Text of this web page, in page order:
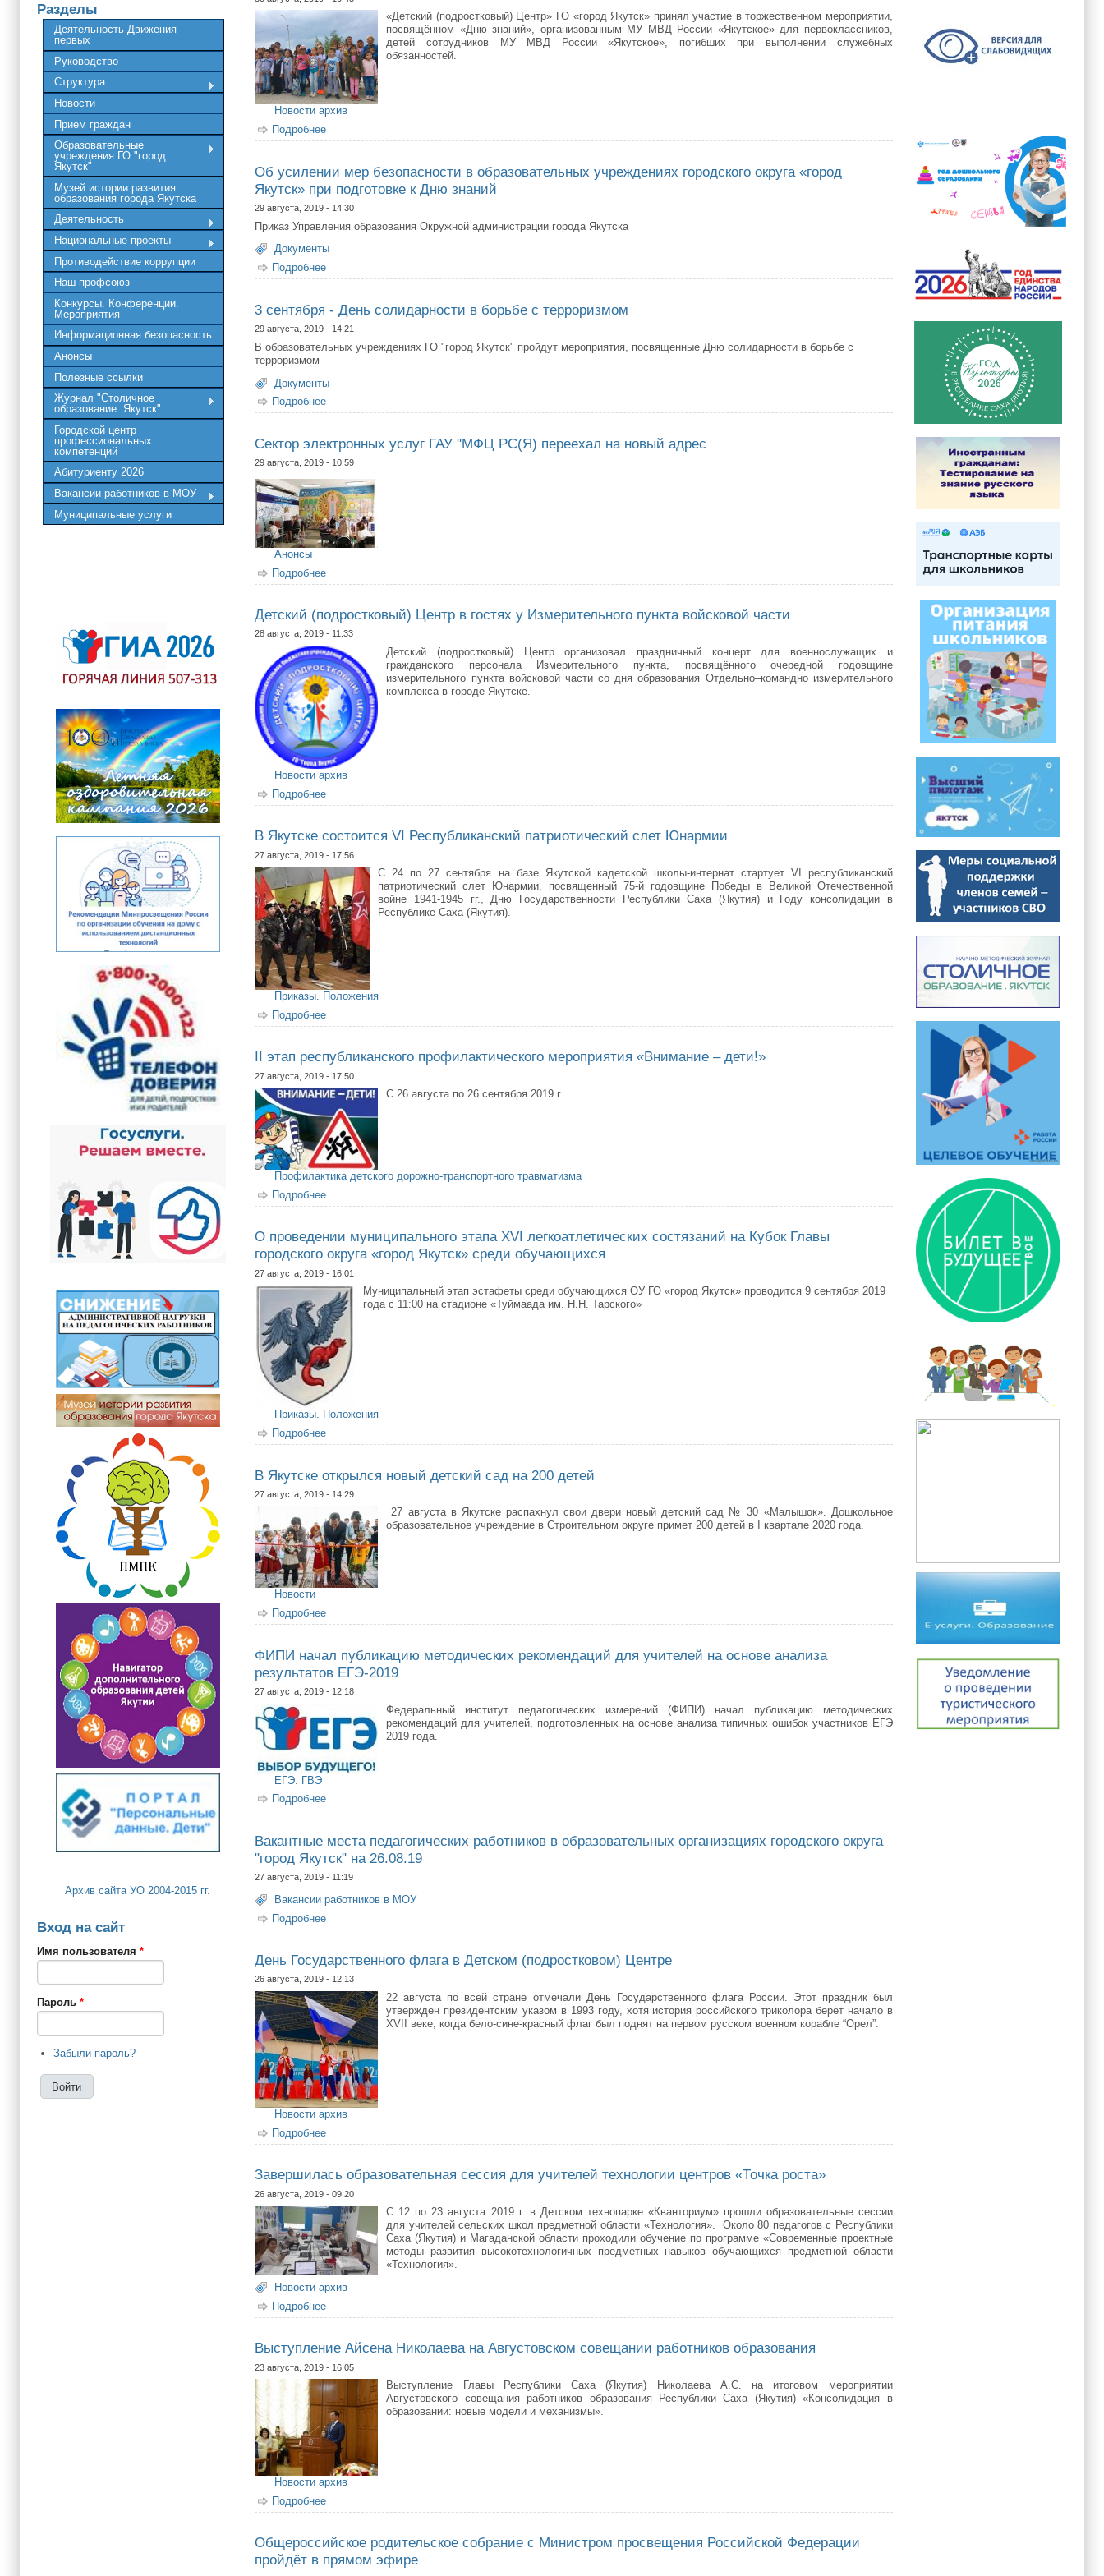
Разделы
Деятельность Движения
первых
Руководство
Структура
Новости
Прием граждан
Образовательные
учреждения ГО "город
Якутск"
Музей истории развития
образования города Якутска
Деятельность
Национальные проекты
Противодействие коррупции
Наш профсоюз
Конкурсы. Конференции.
Мероприятия
Информационная безопасность
Анонсы
Полезные ссылки
Журнал "Столичное
образование. Якутск"
Городской центр
профессиональных
компетенций
Абитуриенту 2026
Вакансии работников в МОУ
Муниципальные услуги
Архив сайта УО 2004-2015 гг.
Вход на сайт
Имя пользователя *
Пароль *
Забыли пароль?
«Детский (подростковый) Центр» ГО «город Якутск» принял участие в торжественном мероприятии,
посвящённом «Дню знаний», организованным МУ МВД России «Якутское» для первоклассников,
детей сотрудников МУ МВД России «Якутское», погибших при выполнении служебных
обязанностей.
Новости архив
Подробнее
Об усилении мер безопасности в образовательных учреждениях городского округа «город
Якутск» при подготовке к Дню знаний
29 августа, 2019 - 14:30
Приказ Управления образования Окружной администрации города Якутска
Документы
Подробнее о Об усилении мер безопасности в образовательных учреждениях городского округа «город Якутск» при подготовке к Дню знаний
3 сентября - День солидарности в борьбе с терроризмом
29 августа, 2019 - 14:21
В образовательных учреждениях ГО "город Якутск" пройдут мероприятия, посвященные Дню солидарности в борьбе с
терроризмом
Документы
Подробнее
Сектор электронных услуг ГАУ "МФЦ РС(Я) переехал на новый адрес
29 августа, 2019 - 10:59
Анонсы
Подробнее
Детский (подростковый) Центр в гостях у Измерительного пункта войсковой части
28 августа, 2019 - 11:33
Детский (подростковый) Центр организовал праздничный концерт для военнослужащих и
гражданского персонала Измерительного пункта, посвящённого очередной годовщине
измерительного пункта войсковой части со дня образования Отдельно–командно измерительного
комплекса в городе Якутске.
Новости архив
Подробнее
В Якутске состоится VI Республиканский патриотический слет Юнармии
27 августа, 2019 - 17:56
С 24 по 27 сентября на базе Якутской кадетской школы-интернат стартует VI республиканский
патриотический слет Юнармии, посвященный 75-й годовщине Победы в Великой Отечественной
войне 1941-1945 гг., Дню Государственности Республики Саха (Якутия) и Году консолидации в
Республике Саха (Якутия).
Приказы. Положения
Подробнее
II этап республиканского профилактического мероприятия «Внимание – дети!»
27 августа, 2019 - 17:50
C 26 августа по 26 сентября 2019 г.
Профилактика детского дорожно-транспортного травматизма
Подробнее
О проведении муниципального этапа XVI легкоатлетических состязаний на Кубок Главы
городского округа «город Якутск» среди обучающихся
27 августа, 2019 - 16:01
Муниципальный этап эстафеты среди обучающихся ОУ ГО «город Якутск» проводится 9 сентября 2019
года с 11:00 на стадионе «Туймаада им. Н.Н. Тарского»
Приказы. Положения
Подробнее о О проведении муниципального этапа XVI легкоатлетических состязаний на Кубок Главы городского округа «город Якутск» среди обучающихся
В Якутске открылся новый детский сад на 200 детей
27 августа, 2019 - 14:29
27 августа в Якутске распахнул свои двери новый детский сад № 30 «Малышок». Дошкольное
образовательное учреждение в Строительном округе примет 200 детей в I квартале 2020 года.
Новости
Подробнее
ФИПИ начал публикацию методических рекомендаций для учителей на основе анализа
результатов ЕГЭ-2019
27 августа, 2019 - 12:18
Федеральный институт педагогических измерений (ФИПИ) начал публикацию методических
рекомендаций для учителей, подготовленных на основе анализа типичных ошибок участников ЕГЭ
2019 года.
ЕГЭ. ГВЭ
Подробнее
Вакантные места педагогических работников в образовательных организациях городского округа
"город Якутск" на 26.08.19
27 августа, 2019 - 11:19
Вакансии работников в МОУ
Подробнее
День Государственного флага в Детском (подростковом) Центре
26 августа, 2019 - 12:13
22 августа по всей стране отмечали День Государственного флага России. Этот праздник был
утвержден президентским указом в 1993 году, хотя история российского триколора берет начало в
XVII веке, когда бело-сине-красный флаг был поднят на первом русском военном корабле “Орел”. ⠀
Новости архив
Подробнее
Завершилась образовательная сессия для учителей технологии центров «Точка роста»
26 августа, 2019 - 09:20
С 12 по 23 августа 2019 г. в Детском технопарке «Кванториум» прошли образовательные сессии
для учителей сельских школ предметной области «Технология». Около 80 педагогов с Республики
Саха (Якутия) и Магаданской области проходили обучение по программе «Современные проектные
методы развития высокотехнологичных предметных навыков обучающихся предметной области
«Технология».
Новости архив
Подробнее
Выступление Айсена Николаева на Августовском совещании работников образования
23 августа, 2019 - 16:05
Выступление Главы Республики Саха (Якутия) Николаева А.С. на итоговом мероприятии
Августовского совещания работников образования Республики Саха (Якутия) «Консолидация в
образовании: новые модели и механизмы».
Новости архив
Подробнее
Общероссийское родительское собрание с Министром просвещения Российской Федерации
пройдёт в прямом эфире